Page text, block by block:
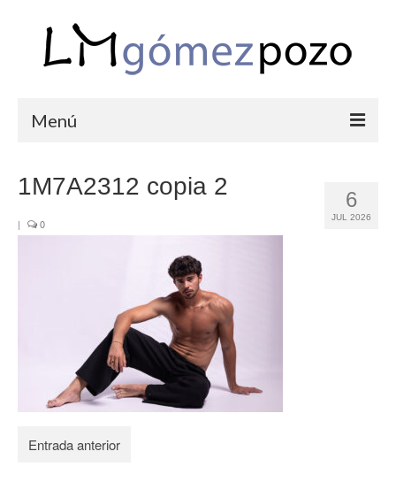
Menú
COMUNIONES
SEMANA SANTA
SOBRE LM
6
JUL 2026
1M7A2312 copia 2
| 0
Entrada anterior